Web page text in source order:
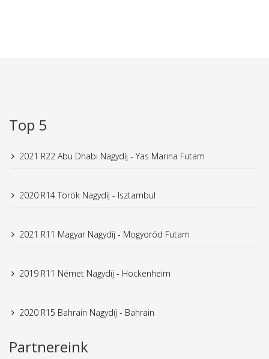
Top 5
2021 R22 Abu Dhabi Nagydíj - Yas Marina Futam
2020 R14 Török Nagydíj - Isztambul
2021 R11 Magyar Nagydíj - Mogyoród Futam
2019 R11 Német Nagydíj - Hockenheim
2020 R15 Bahrain Nagydíj - Bahrain
Partnereink